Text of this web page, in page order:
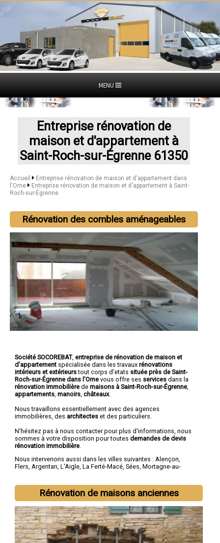
MENU
Entreprise rénovation de
maison et d'appartement à
Saint-Roch-sur-Égrenne 61350
Accueil
Entreprise rénovation de maison et d'appartement dans
l'Orne
Entreprise rénovation de maison et d'appartement à Saint-
Roch-sur-Égrenne
Rénovation des combles aménageables
Société SOCOREBAT, entreprise de rénovation de maison et
d'appartement spécialisée dans les travaux rénovations
intérieurs et extérieurstout corps d'etats située près de Saint-
Roch-sur-Égrenne dans l'Orne vous offre ses services dans la
rénovation immobilière de maisons à Saint-Roch-sur-Égrenne
appartements manoirs châteaux.
Nous travaillons essentiellement avec des agences
immobilières, des architectes et des particuliers.
N'hésitez pas à nous contacter pour plus d'informations, nous
sommes à votre disposition pour toutes demandes de devis
rénovation immobilière
Nous intervenons aussi dans les villes suivantes : Alençon,
Flers, Argentan, L'Aigle, La Ferté-Macé, Sées, Mortagne-au-
Rénovation de maisons anciennes